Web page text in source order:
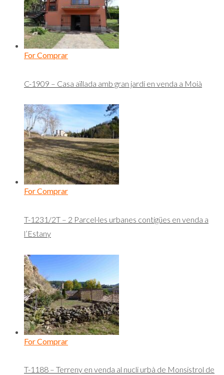
For Comprar
C-1909 – Casa aïllada amb gran jardí en venda a Moià
For Comprar
T-1231/2T – 2 Parcel·les urbanes contigües en venda a
l’Estany
For Comprar
T-1188 – Terreny en venda al nucli urbà de Monsistrol de